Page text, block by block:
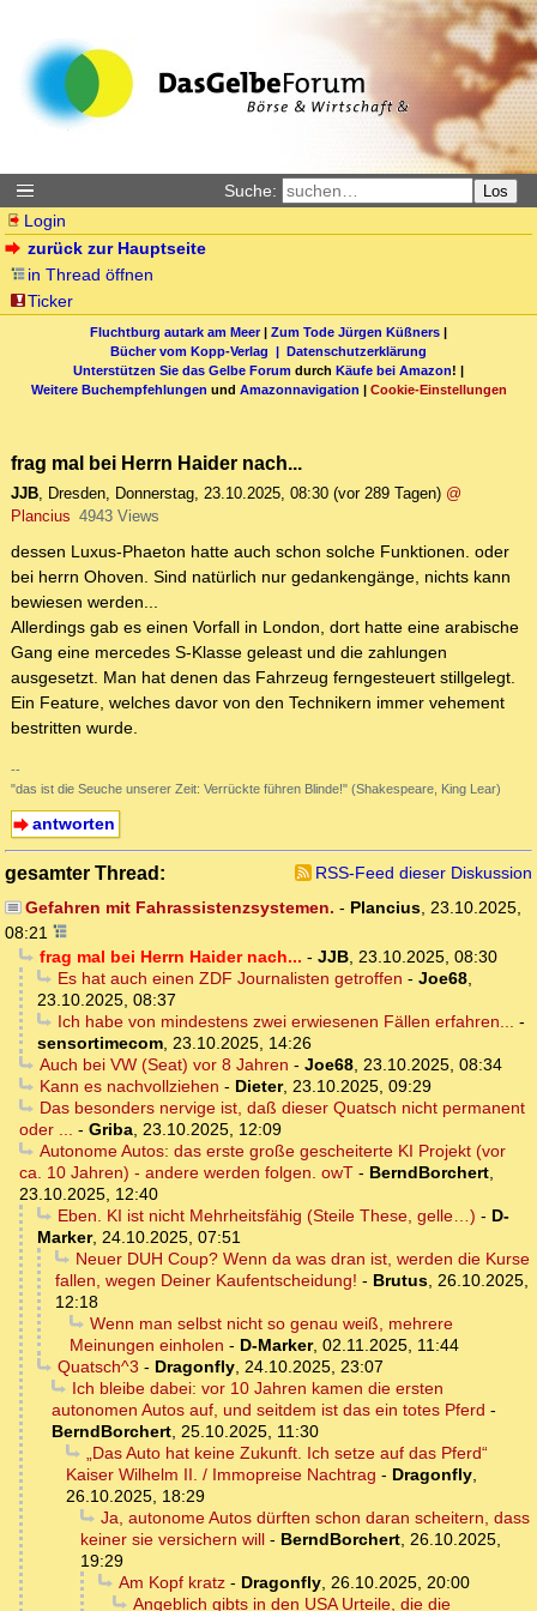
Suche: Los
Login
zurück zur Hauptseite
in Thread öffnen
Ticker
Fluchtburg autark am Meer| Zum Tode Jürgen Küßners |
Bücher vom Kopp-Verlag | Datenschutzerklärung
Unterstützen Sie das Gelbe Forum durch Käufe bei Amazon! |
Weitere Buchempfehlungen und Amazonnavigation | Cookie-Einstellungen
frag mal bei Herrn Haider nach...
JJB, Dresden, Donnerstag, 23.10.2025, 08:30 (vor 289 Tagen) @
Plancius 4943 Views
dessen Luxus-Phaeton hatte auch schon solche Funktionen. oder
bei herrn Ohoven. Sind natürlich nur gedankengänge, nichts kann
bewiesen werden...
Allerdings gab es einen Vorfall in London, dort hatte eine arabische
Gang eine mercedes S-Klasse geleast und die zahlungen
ausgesetzt. Man hat denen das Fahrzeug ferngesteuert stillgelegt.
Ein Feature, welches davor von den Technikern immer vehement
bestritten wurde.
--
"das ist die Seuche unserer Zeit: Verrückte führen Blinde!" (Shakespeare, King Lear)
antworten
gesamter Thread:
RSS-Feed dieser Diskussion
Gefahren mit Fahrassistenzsystemen. - Plancius, 23.10.2025,
08:21
frag mal bei Herrn Haider nach... - JJB, 23.10.2025, 08:30
Es hat auch einen ZDF Journalisten getroffen - Joe68,
23.10.2025, 08:37
Ich habe von mindestens zwei erwiesenen Fällen erfahren... -
sensortimecom, 23.10.2025, 14:26
Auch bei VW (Seat) vor 8 Jahren - Joe68, 23.10.2025, 08:34
Kann es nachvollziehen - Dieter, 23.10.2025, 09:29
Das besonders nervige ist, daß dieser Quatsch nicht permanent
oder ... - Griba, 23.10.2025, 12:09
Autonome Autos: das erste große gescheiterte KI Projekt (vor
ca. 10 Jahren) - andere werden folgen. owT - BerndBorchert,
23.10.2025, 12:40
Eben. KI ist nicht Mehrheitsfähig (Steile These, gelle…) - D-
Marker, 24.10.2025, 07:51
Neuer DUH Coup? Wenn da was dran ist, werden die Kurse
fallen, wegen Deiner Kaufentscheidung! - Brutus, 26.10.2025,
12:18
Wenn man selbst nicht so genau weiß, mehrere
Meinungen einholen - D-Marker, 02.11.2025, 11:44
Quatsch^3 - Dragonfly, 24.10.2025, 23:07
Ich bleibe dabei: vor 10 Jahren kamen die ersten
autonomen Autos auf, und seitdem ist das ein totes Pferd -
BerndBorchert, 25.10.2025, 11:30
„Das Auto hat keine Zukunft. Ich setze auf das Pferd“
Kaiser Wilhelm II. / Immopreise Nachtrag - Dragonfly,
26.10.2025, 18:29
Ja, autonome Autos dürften schon daran scheitern, dass
keiner sie versichern will - BerndBorchert, 26.10.2025,
19:29
Am Kopf kratz- Dragonfly, 26.10.2025, 20:00
Angeblich gibts in den USA Urteile, die die